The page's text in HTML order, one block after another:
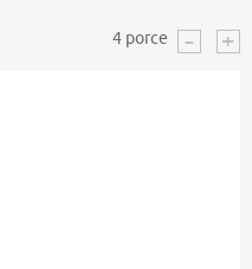
4 porce